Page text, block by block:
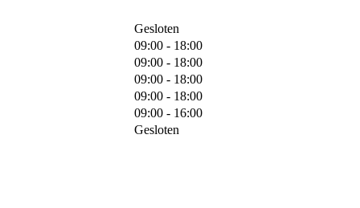
Gesloten
09:00 - 18:00
09:00 - 18:00
09:00 - 18:00
09:00 - 18:00
09:00 - 16:00
Gesloten